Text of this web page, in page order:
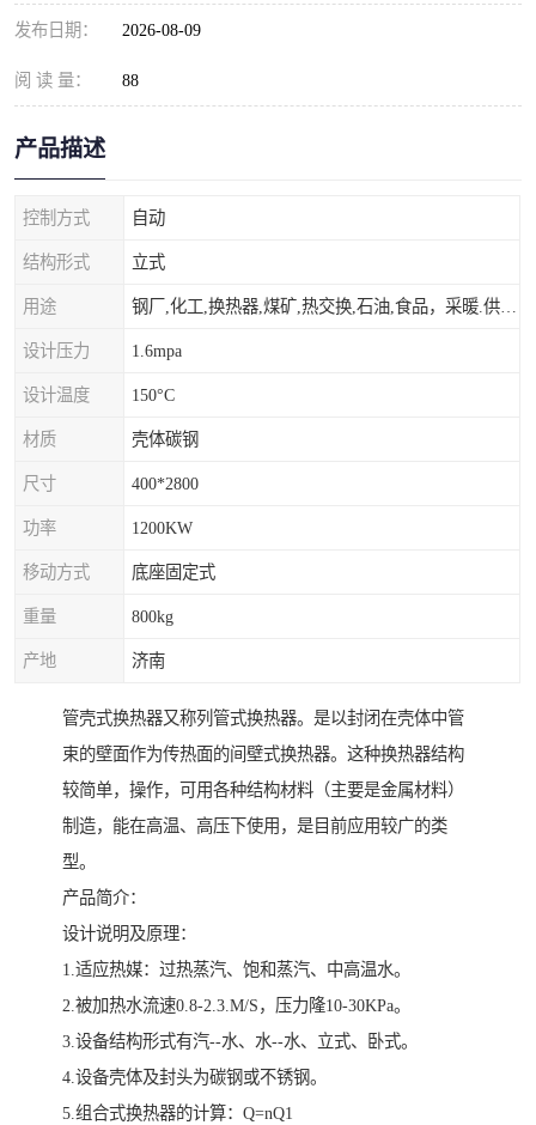
发布日期： 2026-08-09
阅 读 量： 88
产品描述
控制方式 自动
结构形式 立式
用途
设计压力 1.6mpa
设计温度 150°C
材质 壳体碳钢
尺寸 400*2800
功率 1200KW
移动方式 底座固定式
重量 800kg
产地 济南
管壳式换热器又称列管式换热器。是以封闭在壳体中管
束的壁面作为传热面的间壁式换热器。这种换热器结构
较简单，操作，可用各种结构材料（主要是金属材料）
制造，能在高温、高压下使用，是目前应用较广的类
型。
产品简介：
设计说明及原理：
1.适应热媒：过热蒸汽、饱和蒸汽、中高温水。
2.被加热水流速0.8-2.3.M/S，压力隆10-30KPa。
3.设备结构形式有汽--水、水--水、立式、卧式。
4.设备壳体及封头为碳钢或不锈钢。
5.组合式换热器的计算：Q=nQ1